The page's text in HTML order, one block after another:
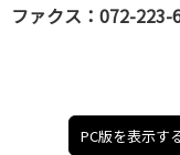
ファクス：072-223-
PC版を表示す